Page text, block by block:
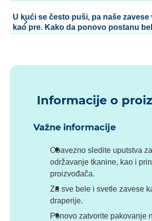
U kući se često puši, pa naše
kao pre. Kako da ponovo postanu
Informacije o
Važne informacije
Obavezno sledite uputstva za
održavanje tkanine, kao i
proizvođača.
Za sve bele i svetle zavese
draperije.
Ponovo zatvorite pakovanje